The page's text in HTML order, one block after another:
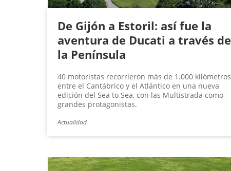
De Gijón a Estoril: así fue la
aventura de Ducati a través de
la Península
40 motoristas recorrieron más de 1.000 kilómetros
entre el Cantábrico y el Atlántico en una nueva
edición del Sea to Sea, con las Multistrada como
grandes protagonistas.
Actualidad